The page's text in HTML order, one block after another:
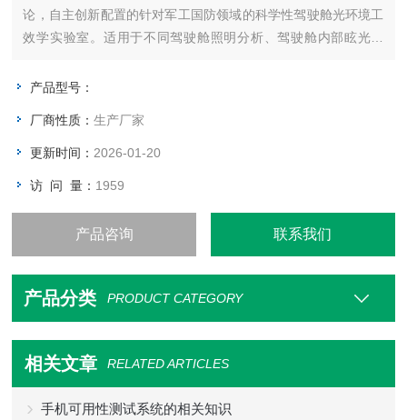
论，自主创新配置的针对军工国防领域的科学性驾驶舱光环境工
效学实验室。适用于不同驾驶舱照明分析、驾驶舱内部眩光分
产品型号：
厂商性质：生产厂家
更新时间： 2026-01-20
访 问 量： 1959
产品咨询 联系我们
产品分类 PRODUCT CATEGORY
相关文章 RELATED ARTICLES
手机可用性测试系统的相关知识